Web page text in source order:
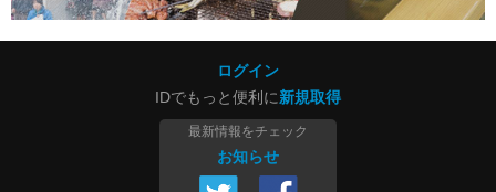
ログイン
IDでもっと便利に新規取得
最新情報をチェック
お知らせ